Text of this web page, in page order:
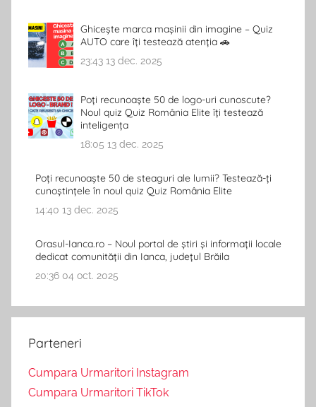
Ghicește marca mașinii din imagine – Quiz
AUTO care îți testează atenția 🚗
23:43 13 dec. 2025
Poți recunoaște 50 de logo-uri cunoscute?
Noul quiz Quiz România Elite îți testează
inteligența
18:05 13 dec. 2025
Poți recunoaște 50 de steaguri ale lumii? Testează-ți
cunoștințele în noul quiz Quiz România Elite
14:40 13 dec. 2025
Orasul-Ianca.ro – Noul portal de știri și informații locale
dedicat comunității din Ianca, județul Brăila
20:36 04 oct. 2025
Parteneri
Cumpara Urmaritori Instagram
Cumpara Urmaritori TikTok